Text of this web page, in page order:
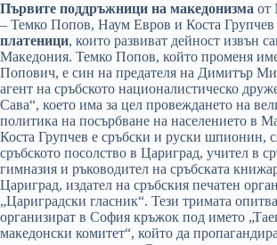
Първите поддръжници на македонизма от
– Темко Попов, Наум Евров и Коста Групчев
платеници, които развиват дейност извън
Македония. Темко Попов, който променя
Попович, е син на предателя на Димитър
агент на сръбското националистическо
Сава“, което има за цел провеждането на
политика на посърбване на населението в
Коста Групчев е сръбски и руски шпионин,
сръбското посолство в Цариград, учител в
гимназия и ръководител на сръбската
Цариград, издател на сръбския печатен орган
„Цариградски гласник“. Тези тримата
организират в София кръжок под името
македонски комитет“, който да